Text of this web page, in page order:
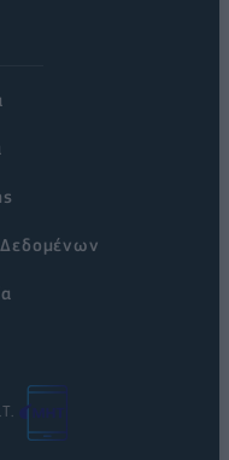
Δεδομένων